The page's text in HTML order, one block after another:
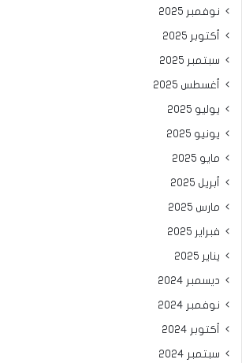
نوفمبر 2025
أكتوبر 2025
سبتمبر 2025
أغسطس 2025
يوليو 2025
يونيو 2025
مايو 2025
أبريل 2025
مارس 2025
فبراير 2025
يناير 2025
ديسمبر 2024
نوفمبر 2024
أكتوبر 2024
سبتمبر 2024